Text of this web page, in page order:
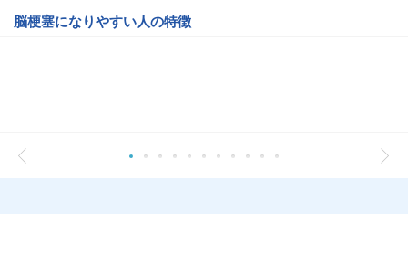
脳梗塞になりやすい人の特徴